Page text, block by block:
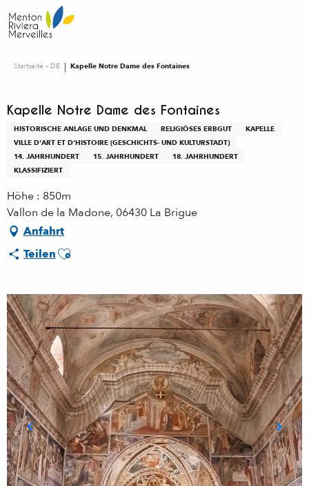
au
contenu
Startseite – DE Kapelle Notre Dame des Fontaines
Kapelle Notre Dame des Fontaines
HISTORISCHE ANLAGE UND DENKMAL RELIGIÖSES ERBGUT
KAPELLE
VILLE D'ART ET D'HISTOIRE (GESCHICHTS- UND KULTURSTADT)
14. JAHRHUNDERT
15. JAHRHUNDERT
18. JAHRHUNDERT
KLASSIFIZIERT
Höhe : 850m
Vallon de la Madone, 06430 La Brigue
Anfahrt
TeilenAjouter aux favoris